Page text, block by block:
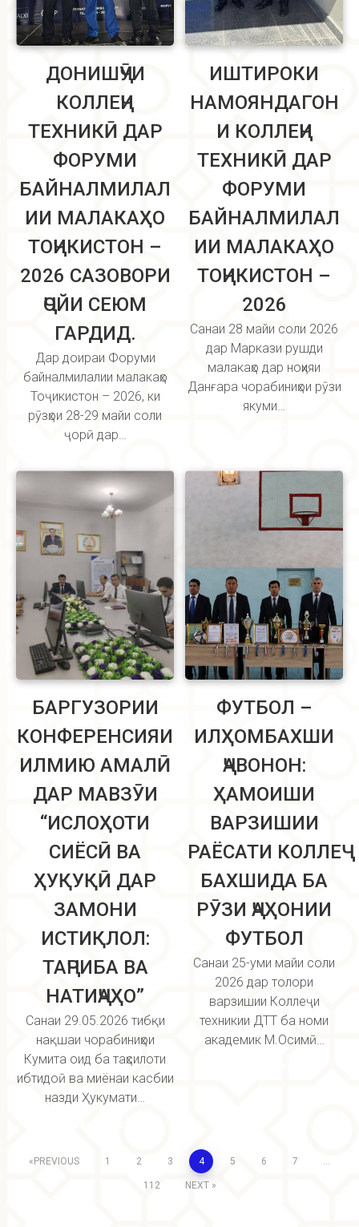
ДОНИШҶӮИ
КОЛЛЕҶИ
ТЕХНИКӢ ДАР
ФОРУМИ
БАЙНАЛМИЛАЛ
ИИ МАЛАКАҲО
ТОҶИКИСТОН –
2026 САЗОВОРИ
ҶОЙИ СЕЮМ
ГАРДИД.
Дар доираи Форуми
байналмилалии малакаҳо
Тоҷикистон – 2026, ки
рӯзҳои 28-29 майи соли
ҷорӣ дар…
ИШТИРОКИ
НАМОЯНДАГОН
И КОЛЛЕҶИ
ТЕХНИКӢ ДАР
ФОРУМИ
БАЙНАЛМИЛАЛ
ИИ МАЛАКАҲО
ТОҶИКИСТОН –
2026
Санаи 28 майи соли 2026
дар Маркази рушди
малакаҳо дар ноҳияи
Данғара чорабиниҳои рӯзи
якуми…
БАРГУЗОРИИ
КОНФЕРЕНСИЯИ
ИЛМИЮ АМАЛӢ
ДАР МАВЗӮИ
“ИСЛОҲОТИ
СИЁСӢ ВА
ҲУҚУҚӢ ДАР
ЗАМОНИ
ИСТИҚЛОЛ:
ТАҶРИБА ВА
НАТИҶАҲО”
Санаи 29.05.2026 тибқи
нақшаи чорабиниҳои
Кумита оид ба таҳсилоти
ибтидоӣ ва миёнаи касбии
назди Ҳукумати…
ФУТБОЛ –
ИЛҲОМБАХШИ
ҶАВОНОН:
ҲАМОИШИ
ВАРЗИШИИ
РАЁСАТИ КОЛЛЕҶ
БАХШИДА БА
РӮЗИ ҶАҲОНИИ
ФУТБОЛ
Санаи 25-уми майи соли
2026 дар толори
варзишии Коллеҷи
техникии ДТТ ба номи
академик М.Осимӣ…
PREVIOUS 1 2 3 4 5 6 7 …
112 NEXT